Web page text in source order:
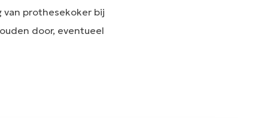
prothesekoker bij
door, eventueel